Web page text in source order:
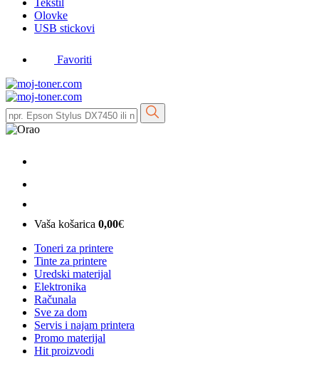
Olovke
USB stickovi
Favoriti
Vaša košarica 0,00€
Toneri za printere
Tinte za printere
Uredski materijal
Elektronika
Računala
Sve za dom
Servis i najam printera
Promo materijal
Hit proizvodi